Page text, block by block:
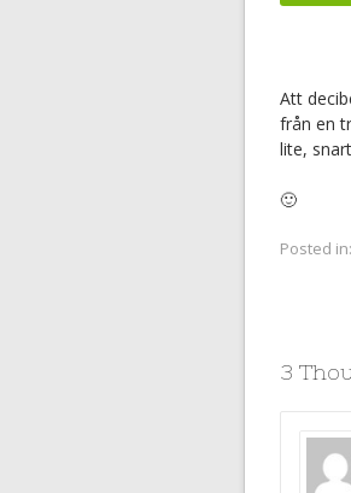
Att
från en
lite,
🙂
Posted in:
3